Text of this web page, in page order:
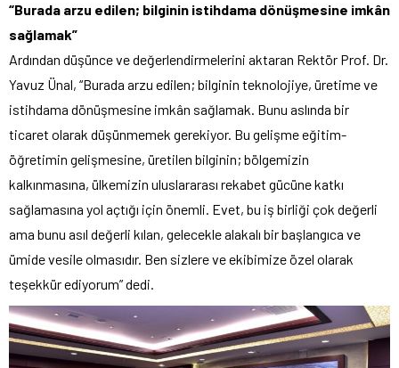
“Burada arzu edilen; bilginin istihdama dönüşmesine imkân
sağlamak”
Ardından düşünce ve değerlendirmelerini aktaran Rektör Prof. Dr.
Yavuz Ünal, “Burada arzu edilen; bilginin teknolojiye, üretime ve
istihdama dönüşmesine imkân sağlamak. Bunu aslında bir
ticaret olarak düşünmemek gerekiyor. Bu gelişme eğitim-
öğretimin gelişmesine, üretilen bilginin; bölgemizin
kalkınmasına, ülkemizin uluslararası rekabet gücüne katkı
sağlamasına yol açtığı için önemli. Evet, bu iş birliği çok değerli
ama bunu asıl değerli kılan, gelecekle alakalı bir başlangıca ve
ümide vesile olmasıdır. Ben sizlere ve ekibimize özel olarak
teşekkür ediyorum” dedi.